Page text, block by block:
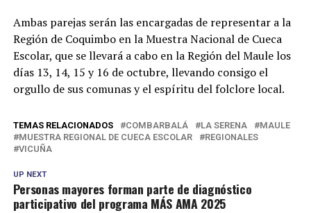
Ambas parejas serán las encargadas de representar a la
Región de Coquimbo en la Muestra Nacional de Cueca
Escolar, que se llevará a cabo en la Región del Maule los
días 13, 14, 15 y 16 de octubre, llevando consigo el
orgullo de sus comunas y el espíritu del folclore local.
TEMAS RELACIONADOS COMBARBALÁ LA SERENA
MAULE
MUESTRA REGIONAL DE CUECA ESCOLAR
REGIONALES
VICUÑA
UP NEXT
Personas mayores forman parte de diagnóstico
participativo del programa MÁS AMA 2025